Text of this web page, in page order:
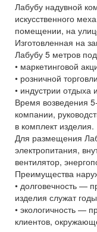
Лабубу надувной
искусственного
помещении, на
Изготовленная на
Лабубу 5 метров
• маркетинговой
• розничной торговли
• индустрии отдыха
Время возведения
компании,
в комплект изделия.
Для размещения
электропитания,
вентилятор,
Преимущества
• долговечность —
изделия служат
• экологичность —
клиентов,